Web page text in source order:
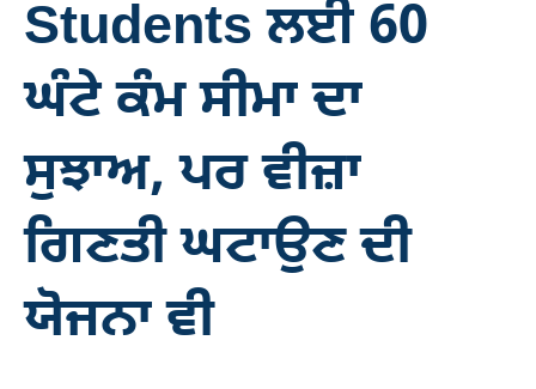
Students ਲਈ 60
ਘੰਟੇ ਕੰਮ ਸੀਮਾ ਦਾ
ਸੁਝਾਅ, ਪਰ ਵੀਜ਼ਾ
ਗਿਣਤੀ ਘਟਾਉਣ ਦੀ
ਯੋਜਨਾ ਵੀ